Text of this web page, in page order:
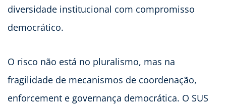
diversidade institucional com compromisso
democrático.
O risco não está no pluralismo, mas na
fragilidade de mecanismos de coordenação,
enforcement e governança democrática. O SUS